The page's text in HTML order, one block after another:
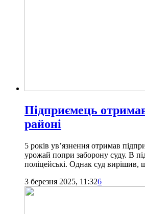
Підприємець
районі
5 років ув’язнення отримав
урожай попри заборону суду. В
поліцейські. Однак суд
3 березня 2025, 11:326